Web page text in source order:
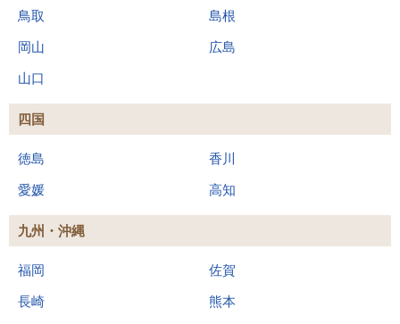
鳥取 島根
岡山 広島
山口
四国
徳島 香川
愛媛 高知
九州・沖縄
福岡 佐賀
長崎 熊本